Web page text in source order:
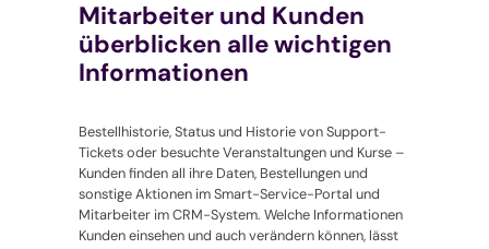
Mitarbeiter und Kunden
überblicken alle wichtigen
Informationen
Bestellhistorie, Status und Historie von Support-
Tickets oder besuchte Veranstaltungen und Kurse –
Kunden finden all ihre Daten, Bestellungen und
sonstige Aktionen im Smart-Service-Portal und
Mitarbeiter im CRM-System. Welche Informationen
Kunden einsehen und auch verändern können, lässt